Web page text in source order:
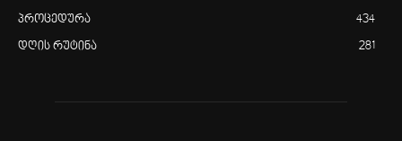
პროცედურა 434
დღის რუტინა 281